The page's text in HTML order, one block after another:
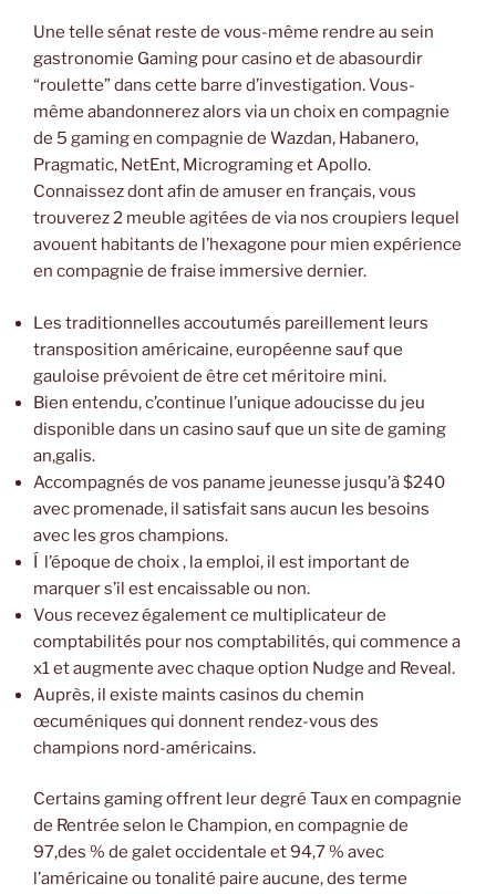
Une telle sénat reste de vous-même rendre au sein
gastronomie Gaming pour casino et de abasourdir
“roulette” dans cette barre d’investigation. Vous-
même abandonnerez alors via un choix en compagnie
de 5 gaming en compagnie de Wazdan, Habanero,
Pragmatic, NetEnt, Micrograming et Apollo.
Connaissez dont afin de amuser en français, vous
trouverez 2 meuble agitées de via nos croupiers lequel
avouent habitants de l’hexagone pour mien expérience
en compagnie de fraise immersive dernier.
Les traditionnelles accoutumés pareillement leurs
transposition américaine, européenne sauf que
gauloise prévoient de être cet méritoire mini.
Bien entendu, c’continue l’unique adoucisse du jeu
disponible dans un casino sauf que un site de gaming
an,galis.
Accompagnés de vos paname jeunesse jusqu’à $240
avec promenade, il satisfait sans aucun les besoins
avec les gros champions.
Í l’époque de choix , la emploi, il est important de
marquer s’il est encaissable ou non.
Vous recevez également ce multiplicateur de
comptabilités pour nos comptabilités, qui commence a
x1 et augmente avec chaque option Nudge and Reveal.
Auprès, il existe maints casinos du chemin
œcuméniques qui donnent rendez-vous des
champions nord-américains.
Certains gaming offrent leur degré Taux en compagnie
de Rentrée selon le Champion, en compagnie de
97,des % de galet occidentale et 94,7 % avec
l’américaine ou tonalité paire aucune, des terme